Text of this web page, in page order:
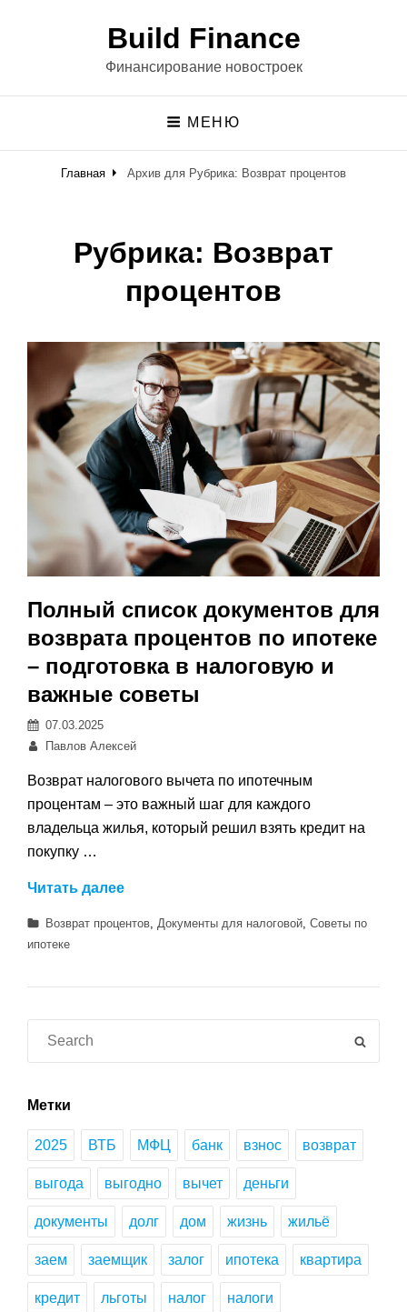
Build Finance
Финансирование новостроек
МЕНЮ
Главная Архив для Рубрика: Возврат процентов
Рубрика: Возврат
процентов
Полный список документов для
возврата процентов по ипотеке
– подготовка в налоговую и
важные советы
Posted
on
07.03.2025
Автор:
Павлов Алексей
Возврат налогового вычета по ипотечным
процентам – это важный шаг для каждого
владельца жилья, который решил взять кредит на
покупку …
Читать далееПолный
документов
налоговую
и
важные
советы
Категории
Возврат процентов, Документы для налоговой, Советы по
ипотеке
Метки
2025 ВТБ МФЦ банк взнос возврат
выгода выгодно вычет деньги
документы долг дом жизнь жильё
заем заемщик залог ипотека квартира
кредит льготы налог налоги